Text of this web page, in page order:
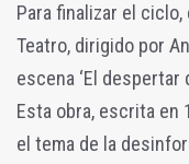
Para finalizar el
Teatro, dirigido por
escena ‘El despertar
Esta obra, escrita en
el tema de la